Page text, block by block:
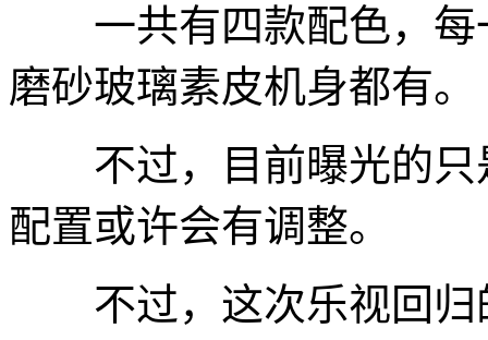
一共有四款配色，每
磨砂玻璃素皮机身都有。
不过，目前曝光的只
配置或许会有调整。
不过，这次乐视回归